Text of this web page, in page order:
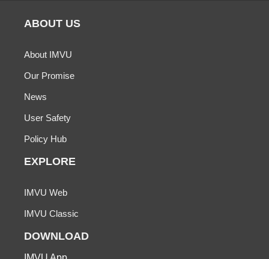
ABOUT US
About IMVU
Our Promise
News
User Safety
Policy Hub
EXPLORE
IMVU Web
IMVU Classic
DOWNLOAD